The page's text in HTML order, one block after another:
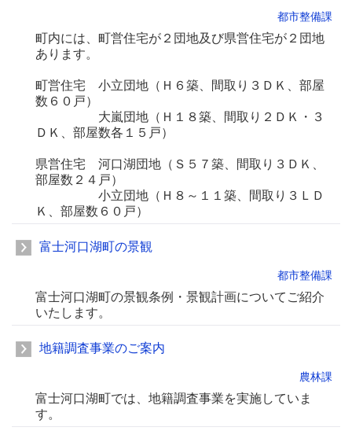
都市整備課
町内には、町営住宅が２団地及び県営住宅が２団地
あります。
町営住宅 小立団地（Ｈ６築、間取り３ＤＫ、部屋
数６０戸）
大嵐団地（Ｈ１８築、間取り２ＤＫ・３
ＤＫ、部屋数各１５戸）
県営住宅 河口湖団地（Ｓ５７築、間取り３ＤＫ、
部屋数２４戸）
小立団地（Ｈ８～１１築、間取り３ＬＤ
Ｋ、部屋数６０戸）
富士河口湖町の景観
都市整備課
富士河口湖町の景観条例・景観計画についてご紹介
いたします。
地籍調査事業のご案内
農林課
富士河口湖町では、地籍調査事業を実施していま
す。